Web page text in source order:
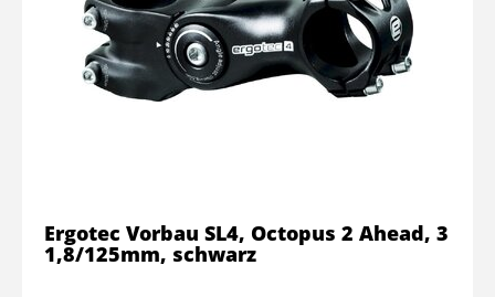
Ergotec Vorbau SL4, Octopus 2 Ahead, 3
1,8/125mm, schwarz